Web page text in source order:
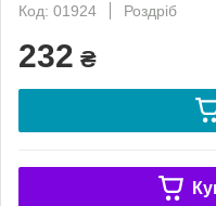
Код: 01924
Роздріб
232 ₴